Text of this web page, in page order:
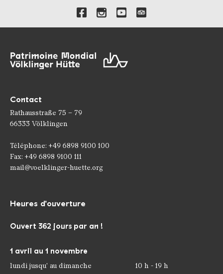
Liens vers nos canaux de
Contact
Rathausstraße 75 – 79
66333 Völklingen
Téléphone: +49 6898 9100 100
Fax: +49 6898 9100 111
mail@voelklinger-huette.org
Heures d'ouverture
Ouvert 362 jours par an !
1 avril au 1 novembre
lundi jusqu' au dimanche 10 h - 19 h